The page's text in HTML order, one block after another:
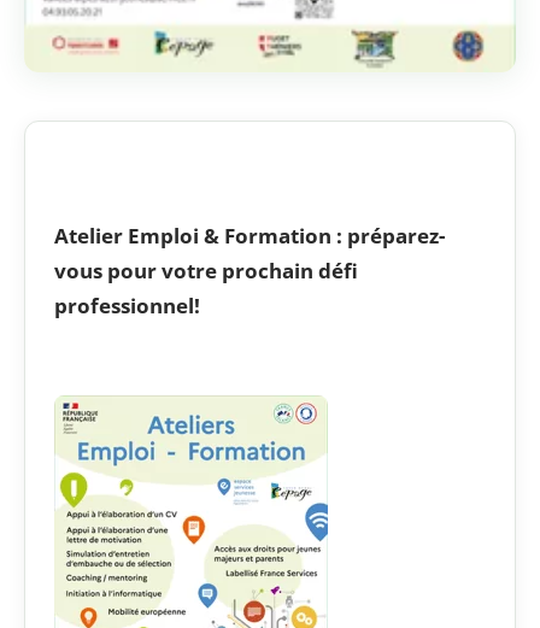
Atelier Emploi & Formation : préparez-
vous pour votre prochain défi
professionnel!